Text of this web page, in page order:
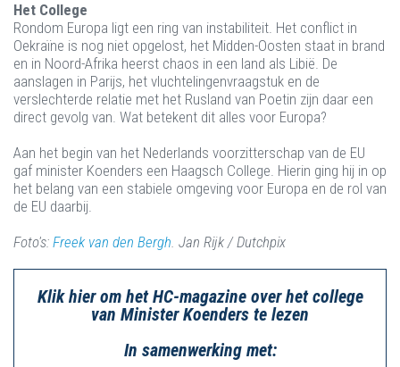
Het College
Rondom Europa ligt een ring van instabiliteit. Het conflict in
Oekraïne is nog niet opgelost, het Midden-Oosten staat in brand
en in Noord-Afrika heerst chaos in een land als Libië. De
aanslagen in Parijs, het vluchtelingenvraagstuk en de
verslechterde relatie met het Rusland van Poetin zijn daar een
direct gevolg van. Wat betekent dit alles voor Europa?
Aan het begin van het Nederlands voorzitterschap van de EU
gaf minister Koenders een Haagsch College. Hierin ging hij in op
het belang van een stabiele omgeving voor Europa en de rol van
de EU daarbij.
Foto's: Freek van den Bergh. Jan Rijk / Dutchpix
Klik hier om het HC-magazine over het college
van Minister Koenders te lezen
In samenwerking met: